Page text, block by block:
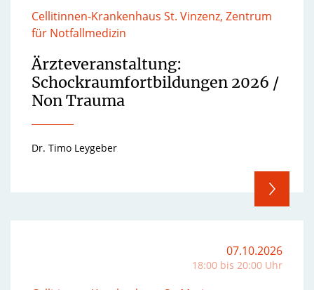
Cellitinnen-Krankenhaus St. Vinzenz, Zentrum
für Notfallmedizin
Ärzteveranstaltung:
Schockraumfortbildungen 2026 /
Non Trauma
Dr. Timo Leygeber
07.10.2026
18:00 bis 20:00 Uhr